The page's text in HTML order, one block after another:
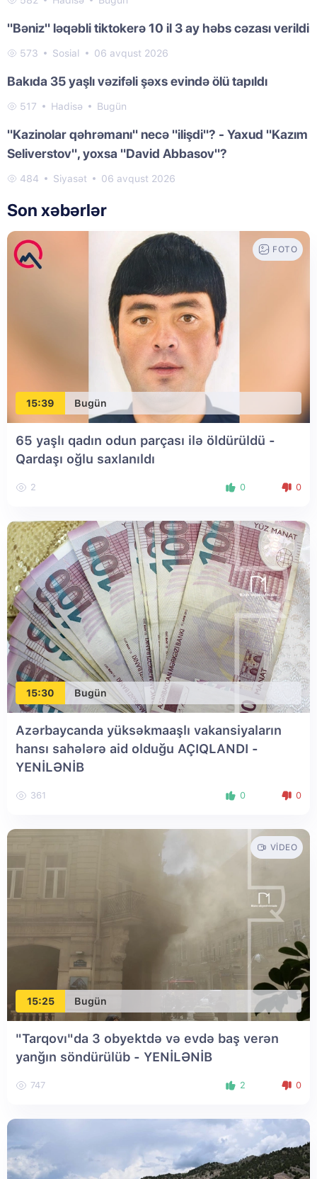
"Bəniz" ləqəbli tiktokerə 10 il 3 ay həbs cəzası verildi
573 Sosial 06 avqust 2026
Bakıda 35 yaşlı vəzifəli şəxs evində ölü tapıldı
517 Hadisə Bugün
"Kazinolar qəhrəmanı" necə "ilişdi"? - Yaxud "Kazım
Seliverstov", yoxsa "David Abbasov"?
484 Siyasət 06 avqust 2026
Son xəbərlər
15:39 Bugün
FOTO
65 yaşlı qadın odun parçası ilə öldürüldü -
Qardaşı oğlu saxlanıldı
2 0 0
15:30 Bugün
Azərbaycanda yüksəkmaaşlı vakansiyaların
hansı sahələrə aid olduğu AÇIQLANDI -
YENİLƏNİB
361 0 0
15:25 Bugün
VIDEO
"Tarqovı"da 3 obyektdə və evdə baş verən
yanğın söndürülüb - YENİLƏNİB
747 2 0